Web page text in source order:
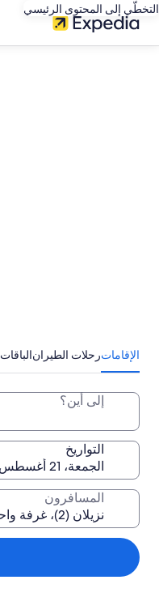
التخطّي إلى المحتوى الرئيسي
الإقاماترحلات الطيرانالباقات
إلى أين؟
التواريخ
المسافرون